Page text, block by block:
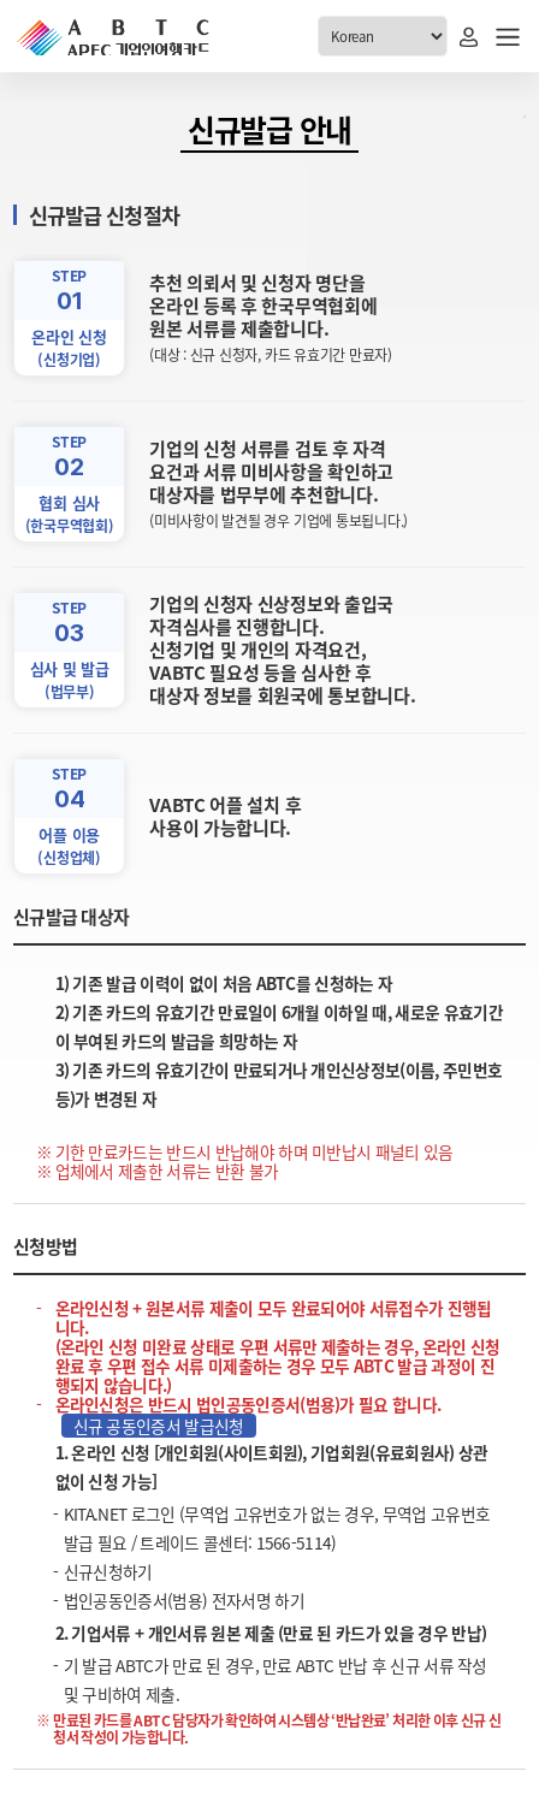
ABTC 전체메뉴
ABTC 제도 소개
발급 자격요건
신규발급 안내
재발급 안내
신청
취소
고객센터
공지사항
1:1 문의
신규발급 안내
신규발급 신청절차
STEP
01
온라인 신청
(신청기업)
추천 의뢰서 및 신청자 명단을
온라인 등록 후 한국무역협회에
원본 서류를 제출합니다.
(대상 : 신규 신청자, 카드 유효기간 만료자)
STEP
02
협회 심사
(한국무역협회)
기업의 신청 서류를 검토 후 자격
요건과 서류 미비사항을 확인하고
대상자를 법무부에 추천합니다.
(미비사항이 발견될 경우 기업에 통보됩니다.)
STEP
03
심사 및 발급
(법무부)
기업의 신청자 신상정보와 출입국
자격심사를 진행합니다.
신청기업 및 개인의 자격요건,
VABTC 필요성 등을 심사한 후
대상자 정보를 회원국에 통보합니다.
STEP
04
어플 이용
(신청업체)
VABTC 어플 설치 후
사용이 가능합니다.
신규발급 대상자
1) 기존 발급 이력이 없이 처음 ABTC를 신청하는 자
2) 기존 카드의 유효기간 만료일이 6개월 이하일 때, 새로운 유효기간
이 부여된 카드의 발급을 희망하는 자
3) 기존 카드의 유효기간이 만료되거나 개인신상정보(이름, 주민번호
등)가 변경된 자
기한 만료카드는 반드시 반납해야 하며 미반납시 패널티 있음
업체에서 제출한 서류는 반환 불가
신청방법
온라인신청 + 원본서류 제출이 모두 완료되어야 서류접수가 진행됩
니다.
(온라인 신청 미완료 상태로 우편 서류만 제출하는 경우, 온라인 신청
완료 후 우편 접수 서류 미제출하는 경우 모두 ABTC 발급 과정이 진
행되지 않습니다.)
온라인신청은 반드시 법인공동인증서(범용)가 필요 합니다.
신규 공동인증서 발급신청
1. 온라인 신청 [개인회원(사이트회원), 기업회원(유료회원사) 상관
없이 신청 가능]
KITA.NET 로그인 (무역업 고유번호가 없는 경우, 무역업 고유번호
발급 필요 / 트레이드 콜센터: 1566-5114)
신규신청하기
법인공동인증서(범용) 전자서명 하기
2. 기업서류 + 개인서류 원본 제출 (만료 된 카드가 있을 경우 반납)
기 발급 ABTC가 만료 된 경우, 만료 ABTC 반납 후 신규 서류 작성
및 구비하여 제출.
만료된 카드를 ABTC 담당자가 확인하여 시스템상 ‘반납완료’ 처리한 이후 신규 신
청서 작성이 가능합니다.